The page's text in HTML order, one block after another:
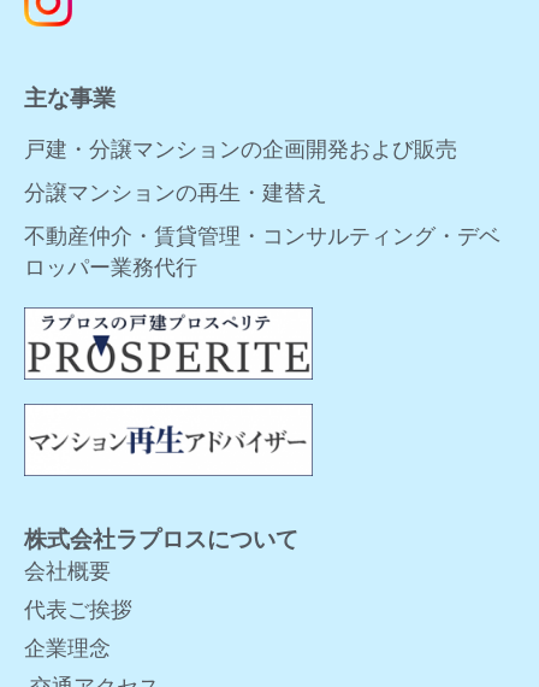
主な事業
戸建・分譲マンションの企画開発および販売
分譲マンションの再生・建替え
不動産仲介・賃貸管理・コンサルティング・デベ
ロッパー業務代行
株式会社ラプロスについて
会社概要
代表ご挨拶
企業理念